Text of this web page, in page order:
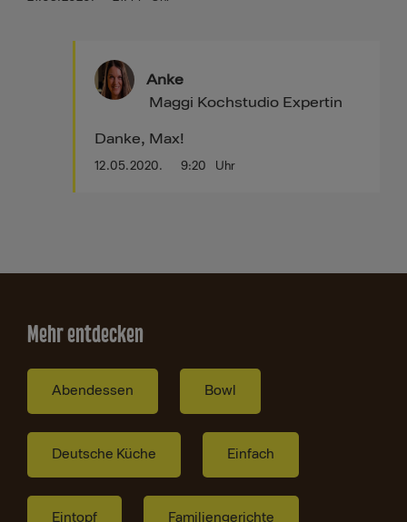
Anke
12.05.2020. 9:20 Uhr
Maggi Kochstudio Expertin
Danke, Max!
Mehr entdecken
Abendessen Bowl
Deutsche Küche Einfach
Eintopf Familiengerichte